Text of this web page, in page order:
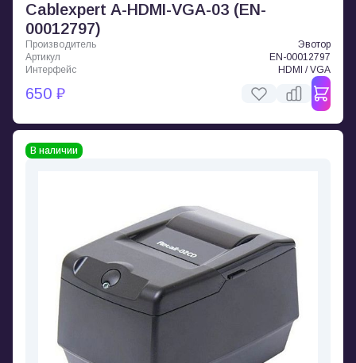
Cablexpert A-HDMI-VGA-03 (EN-
00012797)
Производитель
Эвотор
Артикул
EN-00012797
Интерфейс
HDMI / VGA
650 ₽
В наличии